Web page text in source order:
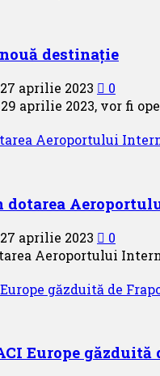
destinație
27 aprilie 2023
0
aprilie 2023, vor fi
Aeroportului
27 aprilie 2023
0
Aeroportului
găzduită de
Europe găzduită